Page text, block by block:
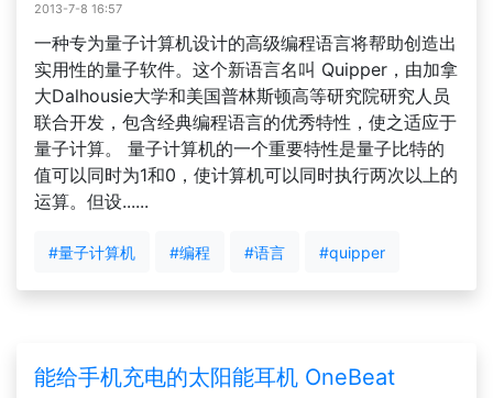
2013-7-8 16:57
一种专为量子计算机设计的高级编程语言将帮助创造出
实用性的量子软件。这个新语言名叫 Quipper，由加拿
大Dalhousie大学和美国普林斯顿高等研究院研究人员
联合开发，包含经典编程语言的优秀特性，使之适应于
量子计算。 量子计算机的一个重要特性是量子比特的
值可以同时为1和0，使计算机可以同时执行两次以上的
运算。但设......
#量子计算机 #编程 #语言 #quipper
能给手机充电的太阳能耳机 OneBeat